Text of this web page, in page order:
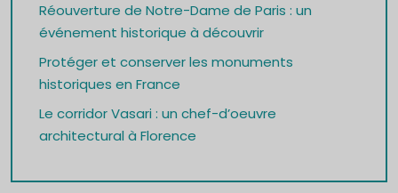
Réouverture de Notre-Dame de Paris : un
événement historique à découvrir
Protéger et conserver les monuments
historiques en France
Le corridor Vasari : un chef-d’oeuvre
architectural à Florence